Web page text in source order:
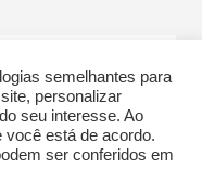
semelhantes para
personalizar
seu interesse. Ao
está de acordo.
ser conferidos em